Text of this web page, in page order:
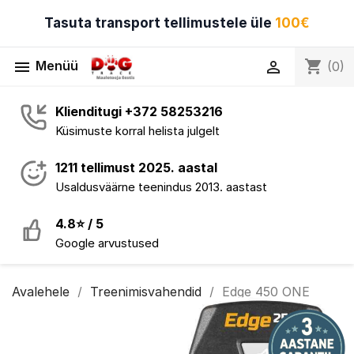
Tasuta transport tellimustele üle 100€
menu Menüü shopping_cart (0)

Klienditugi +372 58253216
Küsimuste korral helista julgelt
1211 tellimust 2025. aastal
Usaldusväärne teenindus 2013. aastast
4.8⭐ / 5
Google arvustused
Avalehele Treenimisvahendid Edge 450 ONE